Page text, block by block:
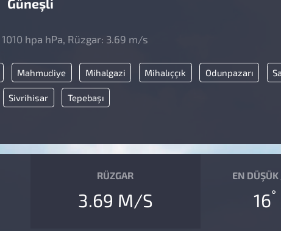
Güneşli
1010 hpa hPa, Rüzgar: 3.69 m/s
Mahmudiye Mihalgazi Mihalıççık Odunpazarı
Sivrihisar Tepebaşı
RÜZGAR
3.69 M/S
EN
16°